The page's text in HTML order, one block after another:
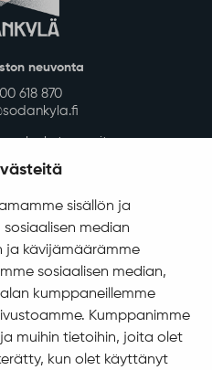
sisällön ja
median
ja kävijämäärämme
sosiaalisen median,
kumppaneillemme
Kumppanimme
muihin tietoihin, joita olet
kun olet käyttänyt
neuvonta
618 870
laskutusosoite
hallinta
Sodankylä